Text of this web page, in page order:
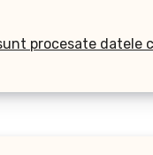
procesate datele